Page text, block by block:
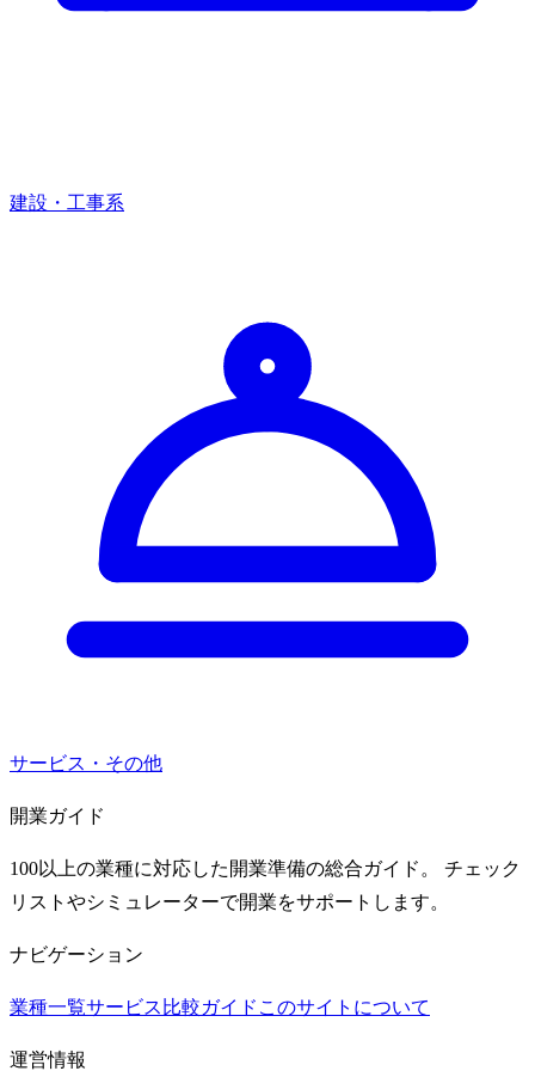
建設・工事系
サービス・その他
開業ガイド
100以上の業種に対応した開業準備の総合ガイド。 チェック
リストやシミュレーターで開業をサポートします。
ナビゲーション
業種一覧サービス比較ガイド このサイトについて
運営情報